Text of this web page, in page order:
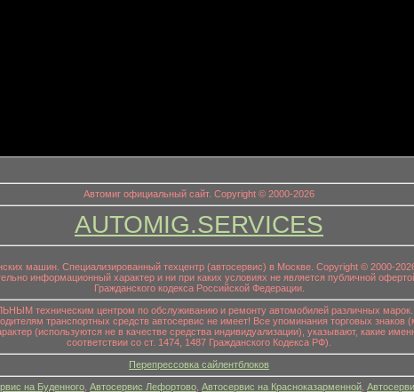
Автомиг официальный сайт. Copyright © 2000-2026
AUTOMIG.SERVICES
машин. Специализированный техцентр (автосервис) в Москве. Copyright © 2000-
информационный характер и ни при каких условиях не является публичной
Гражданского кодекса Российской Федерации.
техническим центром по обслуживанию и ремонту автомобилей различных
транспортных средств автосервис не имеет! Все упоминания торговых знаков
(используются не в качестве средства индивидуализации), указывают, какие
соответствии со ст. 1474, 1487 Гражданского Кодекса РФ).
Перепрессовка сайлентблоков
на Буденного Автосервис Лефортово Автосервис на Красноказарменной